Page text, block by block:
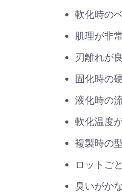
軟化時の
肌理が非
刃離れが
固化時の
液化時の
軟化温度
複製時の
ロットご
臭いがか